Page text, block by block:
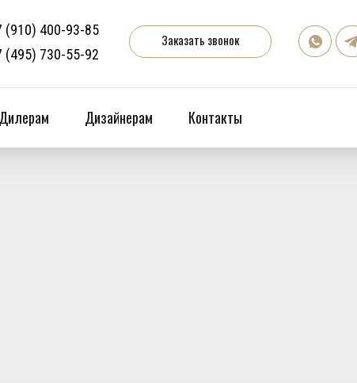
(910) 400-93-85
(495) 730-55-92
Заказать звонок
Дилерам Дизайнерам Контакты